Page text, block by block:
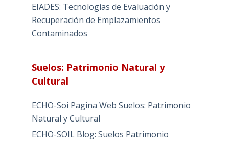
EIADES: Tecnologías de Evaluación y
Recuperación de Emplazamientos
Contaminados
Suelos: Patrimonio Natural y
Cultural
ECHO-Soi Pagina Web Suelos: Patrimonio
Natural y Cultural
ECHO-SOIL Blog: Suelos Patrimonio